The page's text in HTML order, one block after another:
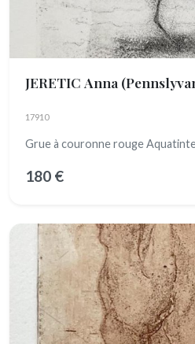
JERETIC Anna
17910
Grue à couronne rouge
180 €